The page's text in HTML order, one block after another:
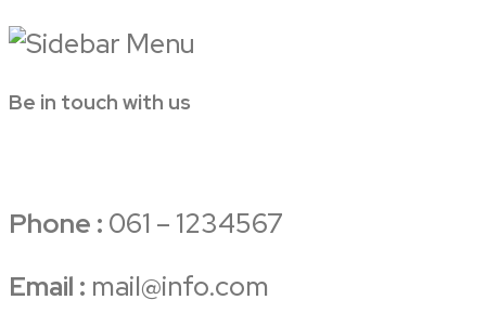
Be in touch with us
Phone : 061 – 1234567
Email : mail@info.com